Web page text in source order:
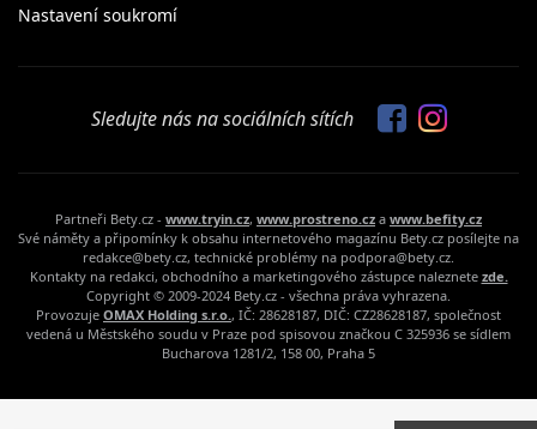
Nastavení soukromí
Sledujte nás na sociálních sítích
Partneři Bety.cz - www.tryin.cz, www.prostreno.cz a www.befity.cz
Své náměty a připomínky k obsahu internetového magazínu Bety.cz posílejte na
redakce@bety.cz, technické problémy na podpora@bety.cz.
Kontakty na redakci, obchodního a marketingového zástupce naleznete zde.
Copyright © 2009-2024 Bety.cz - všechna práva vyhrazena.
Provozuje OMAX Holding s.r.o., IČ: 28628187, DIČ: CZ28628187, společnost
vedená u Městského soudu v Praze pod spisovou značkou C 325936 se sídlem
Bucharova 1281/2, 158 00, Praha 5